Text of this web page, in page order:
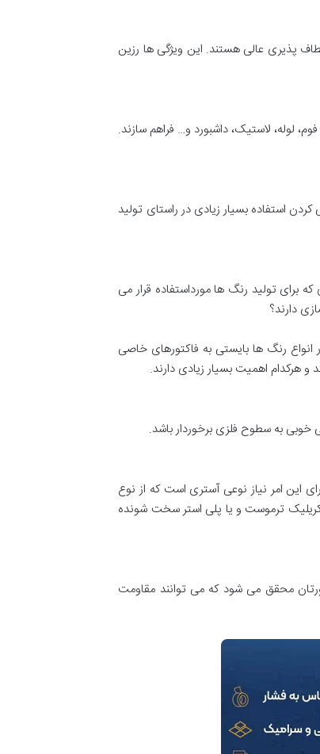
پذیری عالی هستند. این ویژگی ها رزین
لوله، لاستیک، داشبورد و… فراهم سازند.
استفاده بسیار زیادی در راستای تولید
تولید رنگ ها مورداستفاده قرار می
دارند؟
انواع رنگ ها بایستی به فاکتورهای خاصی
هرکدام اهمیت بسیار زیادی دارند.
خوبی به سطوح فلزی برخوردار باشد.
این امر نیاز نوعی آستری است که از نوع
ترموست و یا پلی استر سخت شونده
محقق می شود که می توانند مقاومت